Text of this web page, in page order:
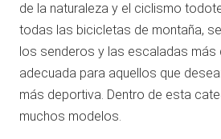
de la naturaleza y el ciclismo
todas las bicicletas de montaña,
los senderos y las escaladas más
adecuada para aquellos que
más deportiva. Dentro de esta
muchos modelos.